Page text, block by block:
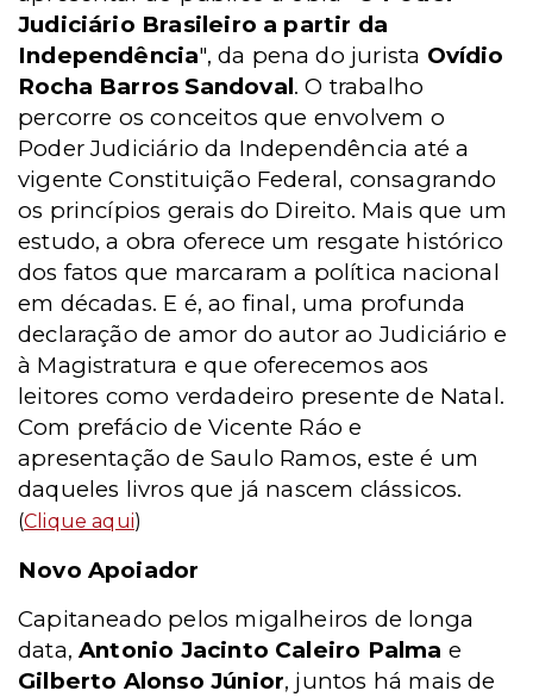
Judiciário Brasileiro a partir da
Independência", da pena do jurista Ovídio
Rocha Barros Sandoval. O trabalho
percorre os conceitos que envolvem o
Poder Judiciário da Independência até a
vigente Constituição Federal, consagrando
os princípios gerais do Direito. Mais que um
estudo, a obra oferece um resgate histórico
dos fatos que marcaram a política nacional
em décadas. E é, ao final, uma profunda
declaração de amor do autor ao Judiciário e
à Magistratura e que oferecemos aos
leitores como verdadeiro presente de Natal.
Com prefácio de Vicente Ráo e
apresentação de Saulo Ramos, este é um
daqueles livros que já nascem clássicos.
(Clique aqui)
Novo Apoiador
Capitaneado pelos migalheiros de longa
data, Antonio Jacinto Caleiro Palma e
Gilberto Alonso Júnior, juntos há mais de